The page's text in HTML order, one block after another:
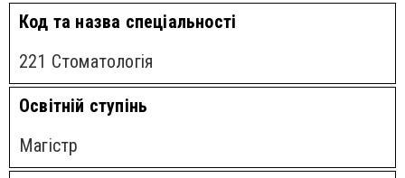
Код та назва спеціальності
221 Стоматологія
Освітній ступінь
Магістр